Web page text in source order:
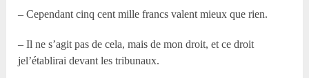
– Cependant cinq cent mille francs valent mieux que rien.
– Il ne s’agit pas de cela, mais de mon droit, et ce droit
jel’établirai devant les tribunaux.